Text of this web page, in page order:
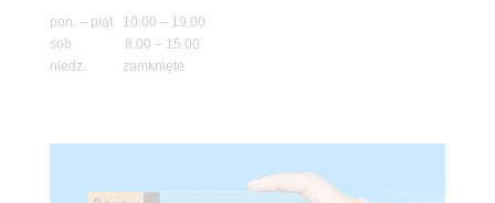
pon. – piąt. 10.00 – 19.00
sob. 8.00 – 15.00
niedz. zamknięte